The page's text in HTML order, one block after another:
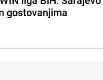
gostovanjima